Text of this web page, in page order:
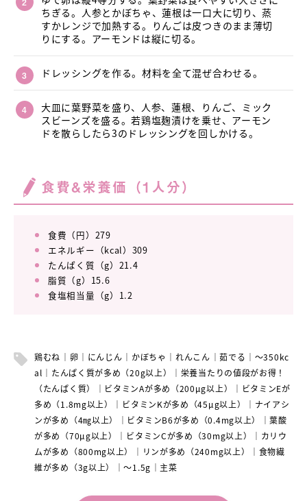
ちぎる。人参とかぼちゃ、蓮根は一口大に切り、蒸
すかレンジで加熱する。りんごは皮つきのまま薄切
りにする。アーモンドは縦に切る。
ドレッシングを作る。材料を全て混ぜ合わせる。
大皿に葉野菜を盛り、人参、蓮根、りんご、ミック
スビーンズを盛る。若鶏塩麹漬けを乗せ、アーモン
ドを散らしたら3のドレッシングを回しかける。
食費&栄養価（1人分）
食費（円）279
エネルギー（kcal）309
たんぱく質（g）21.4
脂質（g）15.6
食塩相当量（g）1.2
鶏むね 卵 にんじん かぼちゃ れんこん 茹でる
～350kc
al
たんぱく質が多め（20g以上）
栄養当たりの値段がお得！
（たんぱく質）
ビタミンAが多め（200μg以上）
ビタミンEが
多め（1.8mg以上）
ビタミンKが多め（45μg以上）
ナイアシ
ンが多め（4㎎以上）
ビタミンB6が多め（0.4mg以上）
葉酸
が多め（70μg以上）
ビタミンCが多め（30mg以上）
カリウ
ムが多め（800mg以上）
リンが多め（240mg以上）
食物繊
維が多め（3g以上）
～1.5g 主菜